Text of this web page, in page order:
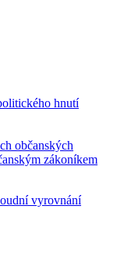
hnutí
občanských
zákoníkem
vyrovnání